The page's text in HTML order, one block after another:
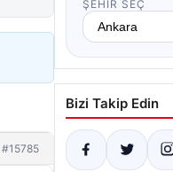
#15785
ŞEHIR SEÇ
Bizi Takip Edin